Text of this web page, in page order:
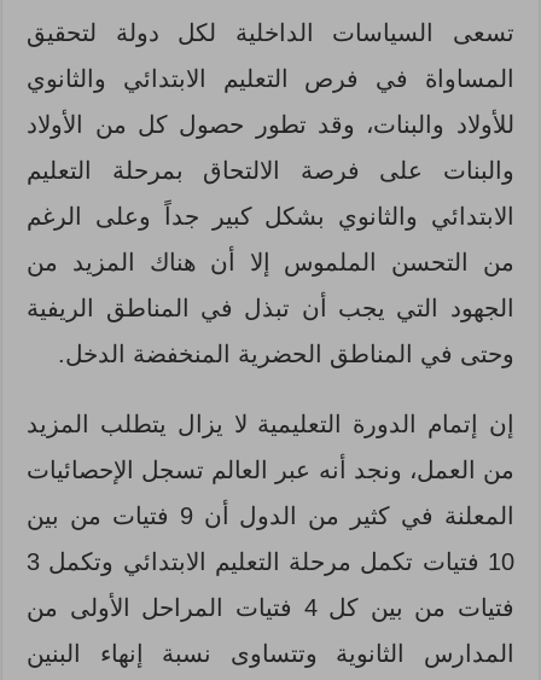
تسعى السياسات الداخلية لكل دولة لتحقيق
المساواة في فرص التعليم الابتدائي والثانوي
للأولاد والبنات، وقد تطور حصول كل من الأولاد
والبنات على فرصة الالتحاق بمرحلة التعليم
الابتدائي والثانوي بشكل كبير جداً وعلى الرغم
من التحسن الملموس إلا أن هناك المزيد من
الجهود التي يجب أن تبذل في المناطق الريفية
وحتى في المناطق الحضرية المنخفضة الدخل.
إن إتمام الدورة التعليمية لا يزال يتطلب المزيد
من العمل، ونجد أنه عبر العالم تسجل الإحصائيات
المعلنة في كثير من الدول أن 9 فتيات من بين
10 فتيات تكمل مرحلة التعليم الابتدائي وتكمل 3
فتيات من بين كل 4 فتيات المراحل الأولى من
المدارس الثانوية وتتساوى نسبة إنهاء البنين